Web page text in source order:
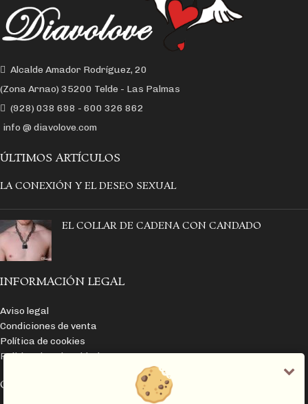
Alcalde Amador Rodríguez, 20
(Zona Arnao) 35200 Telde - Las Palmas
(928) 038 698 - 600 326 862
info @ diavolove.com
ÚLTIMOS ARTÍCULOS
LA CONEXIÓN Y EL DESEO SEXUAL
EL COLLAR DE CADENA CON CANDADO
INFORMACIÓN LEGAL
Aviso legal
Condiciones de venta
Política de cookies
Política de privacidad
CATEGORÍAS